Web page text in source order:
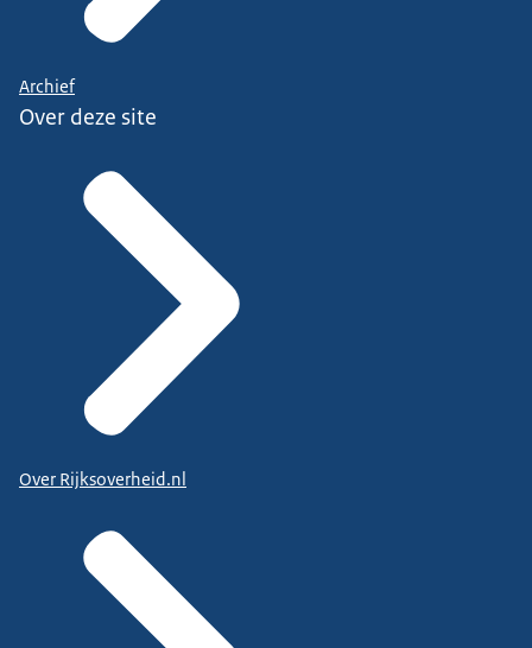
Archief
Over deze site
Over Rijksoverheid.nl